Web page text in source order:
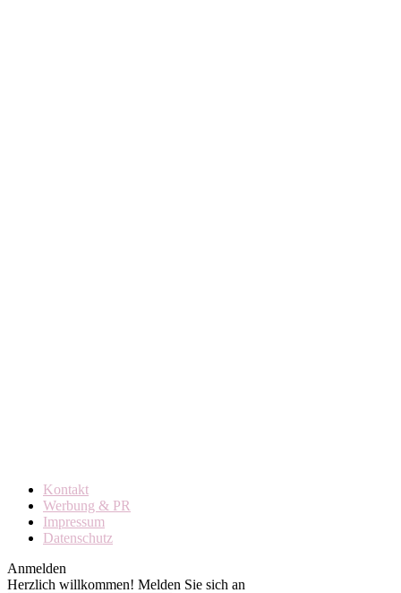
Kontakt
Werbung & PR
Impressum
Datenschutz
Anmelden
Herzlich willkommen! Melden Sie sich an